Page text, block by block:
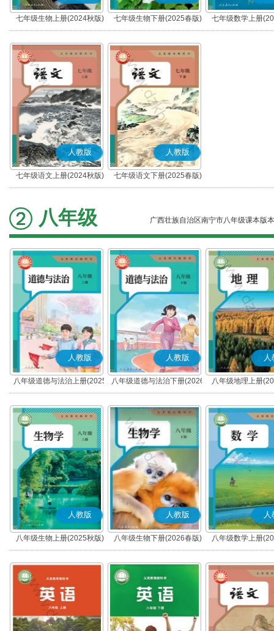
七年级生物上册(2024秋版) 七年级生物下册(2025春版) 七年级数学上册
人教版
七年级语文上册(2024秋版)
(部编版)
人教版
七年级语文下册(2025春版)
(部编版)
八年级 广西壮族自治区南宁市八年级课本版本
人教版
八年级道德与法治上册(2025
秋版)(部编版)
人教版
八年级道德与法治下册(2026
春版)(部编版)
人
八年级地理上册
人教版
八年级生物上册(2025秋版)
人教版
八年级生物下册(2026春版)
人
八年级数学上册